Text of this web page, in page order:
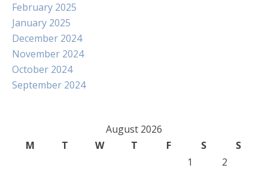
February 2025
January 2025
December 2024
November 2024
October 2024
September 2024
August 2026
M
T W T F S
S
1
2